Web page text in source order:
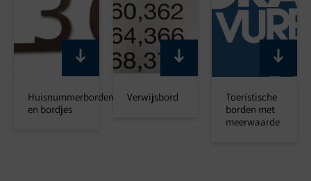
Huisnummerborden
en bordjes
Verwijsbord
Toeristische
borden met
meerwaarde